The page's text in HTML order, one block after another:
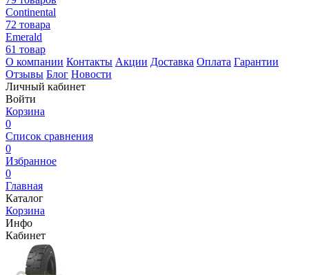
Continental
72 товара
Emerald
61 товар
О компании Контакты Акции Доставка Оплата Гарантии
Отзывы Блог Новости
Личный кабинет
Войти
Корзина
0
Список сравнения
0
Избранное
0
Главная
Каталог
Корзина
Инфо
Кабинет